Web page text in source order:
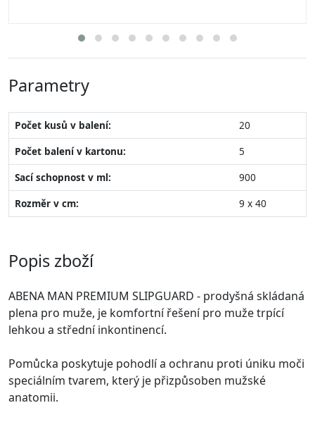
Parametry
Počet kusů v balení:
20
Počet balení v kartonu:
5
Sací schopnost v ml:
900
Rozměr v cm:
9 x 40
Popis zboží
ABENA MAN PREMIUM SLIPGUARD - prodyšná skládaná
plena pro muže, je komfortní řešení pro muže trpící
lehkou a střední inkontinencí.
Pomůcka poskytuje pohodlí a ochranu proti úniku moči
speciálním tvarem, který je přizpůsoben mužské
anatomii.